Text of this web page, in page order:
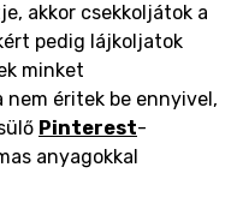
akkor csekkoljátok a
pedig lájkoljatok
minket
nem éritek be ennyivel,
Pinterest-
anyagokkal